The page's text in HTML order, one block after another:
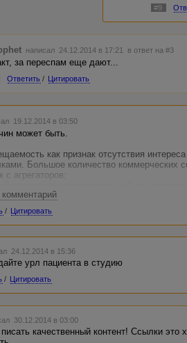
#9
написал 24.12.2014 в 17:21 в ответ на #3
за переспам еще дают...
Ответить / Цитировать
19.12.2014 в 03:50
может быть.
как признак отсутствия
Большое количество коммерческих
агрегаторов;
в глазах поисковых систем и
рекламы;
страниц сайта;
накрутки ПФ;
on.ru
комментарий
/ Цитировать
24.12.2014 в 15:36
урл пациента в студию
/ Цитировать
30.12.2014 в 03:00
качественный контент! Ссылки это